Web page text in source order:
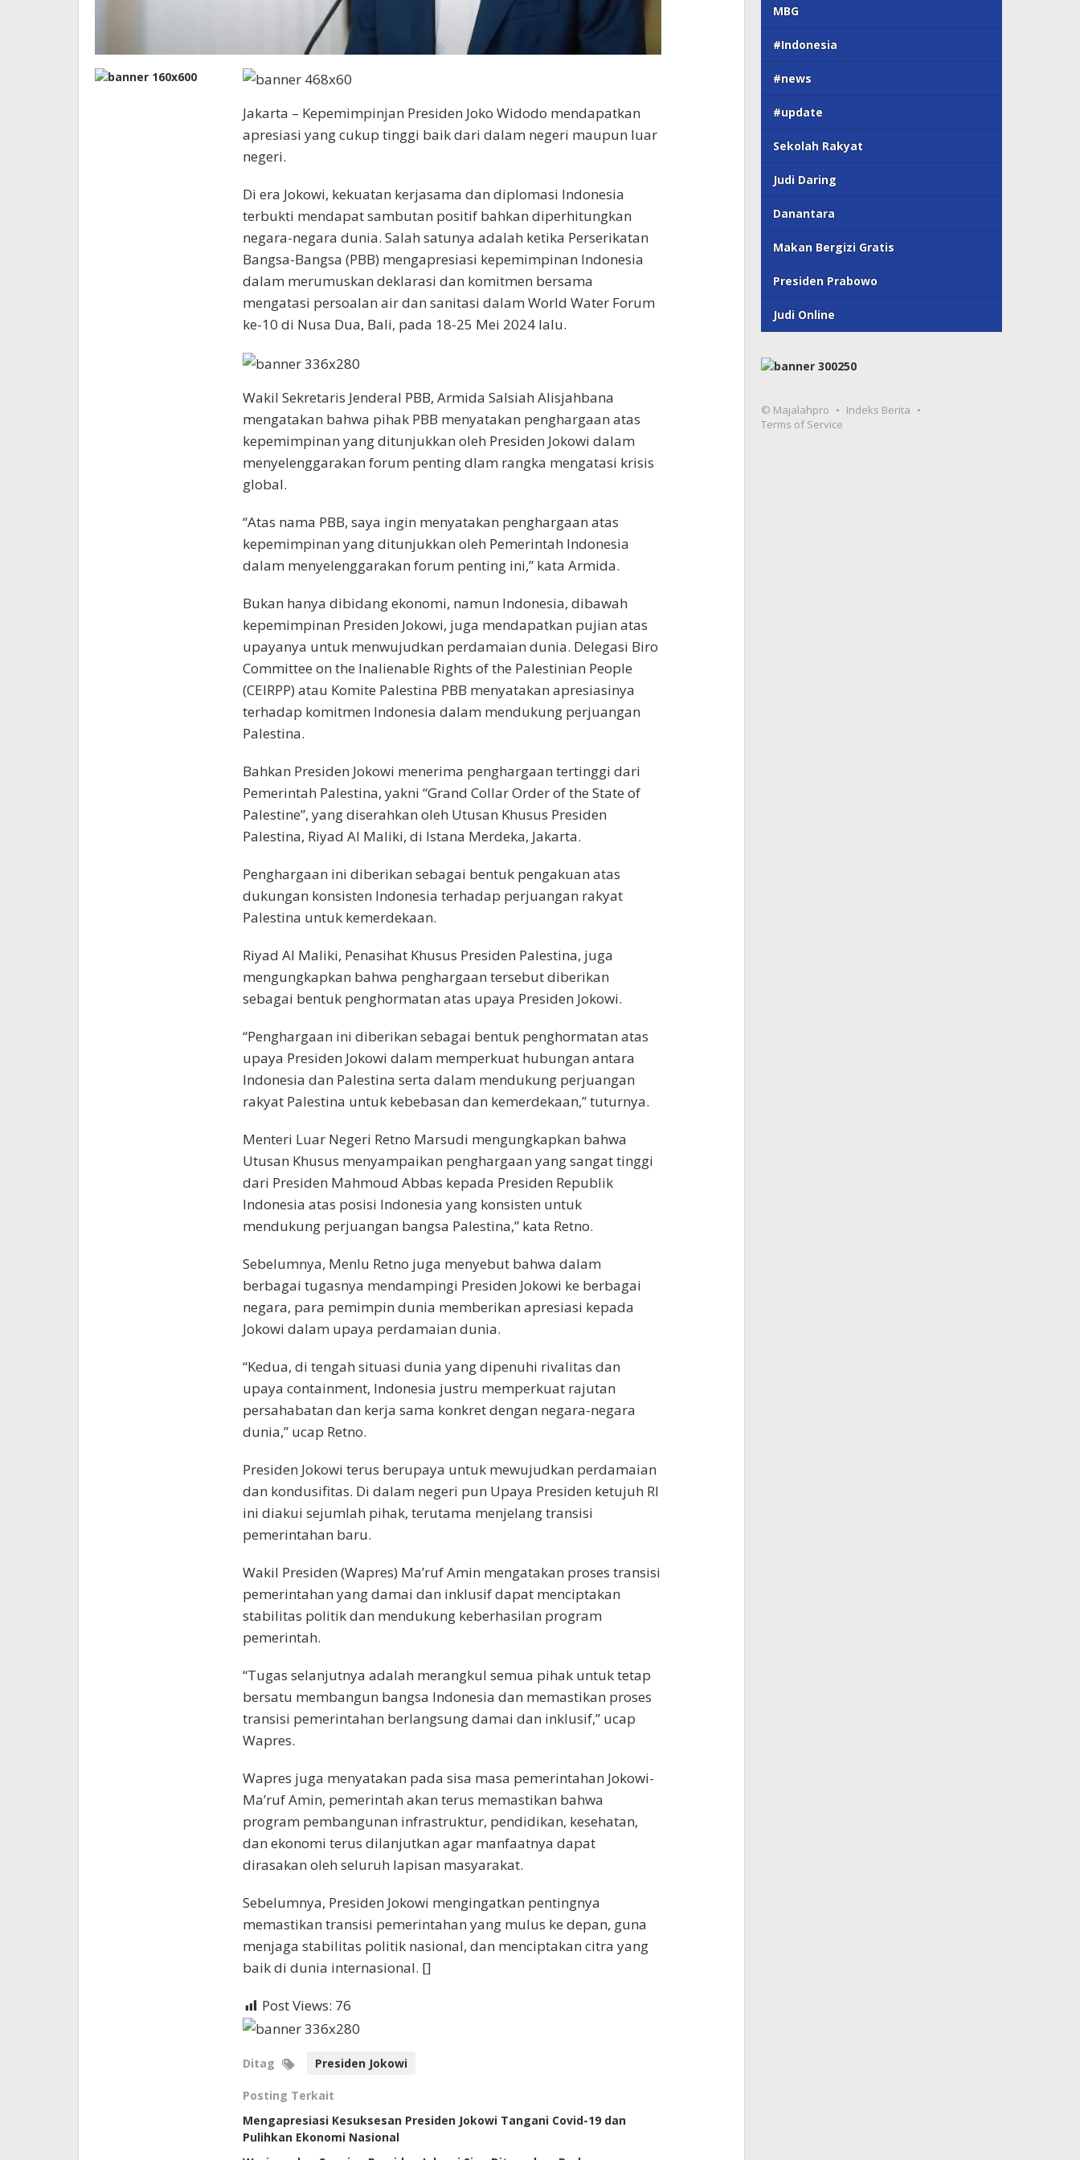
Jakarta – Kepemimpinjan Presiden Joko Widodo mendapatkan
apresiasi yang cukup tinggi baik dari dalam negeri maupun luar
negeri.
Di era Jokowi, kekuatan kerjasama dan diplomasi Indonesia
terbukti mendapat sambutan positif bahkan diperhitungkan
negara-negara dunia. Salah satunya adalah ketika Perserikatan
Bangsa-Bangsa (PBB) mengapresiasi kepemimpinan Indonesia
dalam merumuskan deklarasi dan komitmen bersama
mengatasi persoalan air dan sanitasi dalam World Water Forum
ke-10 di Nusa Dua, Bali, pada 18-25 Mei 2024 lalu.
Wakil Sekretaris Jenderal PBB, Armida Salsiah Alisjahbana
mengatakan bahwa pihak PBB menyatakan penghargaan atas
kepemimpinan yang ditunjukkan oleh Presiden Jokowi dalam
menyelenggarakan forum penting dlam rangka mengatasi krisis
global.
“Atas nama PBB, saya ingin menyatakan penghargaan atas
kepemimpinan yang ditunjukkan oleh Pemerintah Indonesia
dalam menyelenggarakan forum penting ini,” kata Armida.
Bukan hanya dibidang ekonomi, namun Indonesia, dibawah
kepemimpinan Presiden Jokowi, juga mendapatkan pujian atas
upayanya untuk menwujudkan perdamaian dunia. Delegasi Biro
Committee on the Inalienable Rights of the Palestinian People
(CEIRPP) atau Komite Palestina PBB menyatakan apresiasinya
terhadap komitmen Indonesia dalam mendukung perjuangan
Palestina.
Bahkan Presiden Jokowi menerima penghargaan tertinggi dari
Pemerintah Palestina, yakni “Grand Collar Order of the State of
Palestine”, yang diserahkan oleh Utusan Khusus Presiden
Palestina, Riyad Al Maliki, di Istana Merdeka, Jakarta.
Penghargaan ini diberikan sebagai bentuk pengakuan atas
dukungan konsisten Indonesia terhadap perjuangan rakyat
Palestina untuk kemerdekaan.
Riyad Al Maliki, Penasihat Khusus Presiden Palestina, juga
mengungkapkan bahwa penghargaan tersebut diberikan
sebagai bentuk penghormatan atas upaya Presiden Jokowi.
“Penghargaan ini diberikan sebagai bentuk penghormatan atas
upaya Presiden Jokowi dalam memperkuat hubungan antara
Indonesia dan Palestina serta dalam mendukung perjuangan
rakyat Palestina untuk kebebasan dan kemerdekaan,” tuturnya.
Menteri Luar Negeri Retno Marsudi mengungkapkan bahwa
Utusan Khusus menyampaikan penghargaan yang sangat tinggi
dari Presiden Mahmoud Abbas kepada Presiden Republik
Indonesia atas posisi Indonesia yang konsisten untuk
mendukung perjuangan bangsa Palestina,” kata Retno.
Sebelumnya, Menlu Retno juga menyebut bahwa dalam
berbagai tugasnya mendampingi Presiden Jokowi ke berbagai
negara, para pemimpin dunia memberikan apresiasi kepada
Jokowi dalam upaya perdamaian dunia.
“Kedua, di tengah situasi dunia yang dipenuhi rivalitas dan
upaya containment, Indonesia justru memperkuat rajutan
persahabatan dan kerja sama konkret dengan negara-negara
dunia,” ucap Retno.
Presiden Jokowi terus berupaya untuk mewujudkan perdamaian
dan kondusifitas. Di dalam negeri pun Upaya Presiden ketujuh RI
ini diakui sejumlah pihak, terutama menjelang transisi
pemerintahan baru.
Wakil Presiden (Wapres) Ma’ruf Amin mengatakan proses transisi
pemerintahan yang damai dan inklusif dapat menciptakan
stabilitas politik dan mendukung keberhasilan program
pemerintah.
“Tugas selanjutnya adalah merangkul semua pihak untuk tetap
bersatu membangun bangsa Indonesia dan memastikan proses
transisi pemerintahan berlangsung damai dan inklusif,” ucap
Wapres.
Wapres juga menyatakan pada sisa masa pemerintahan Jokowi-
Ma’ruf Amin, pemerintah akan terus memastikan bahwa
program pembangunan infrastruktur, pendidikan, kesehatan,
dan ekonomi terus dilanjutkan agar manfaatnya dapat
dirasakan oleh seluruh lapisan masyarakat.
Sebelumnya, Presiden Jokowi mengingatkan pentingnya
memastikan transisi pemerintahan yang mulus ke depan, guna
menjaga stabilitas politik nasional, dan menciptakan citra yang
baik di dunia internasional. []
Post Views: 76
Ditag Presiden Jokowi
Posting Terkait
Mengapresiasi Kesuksesan Presiden Jokowi Tangani Covid-19 dan
Pulihkan Ekonomi Nasional
MBG
#Indonesia
#news
#update
Sekolah Rakyat
Judi Daring
Danantara
Makan Bergizi Gratis
Presiden Prabowo
Judi Online
© Majalahpro
Indeks Berita
Terms of Service